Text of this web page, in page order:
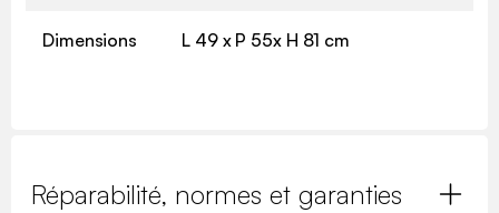
Dimensions L 49 x P 55x H 81 cm
Réparabilité, normes et garanties